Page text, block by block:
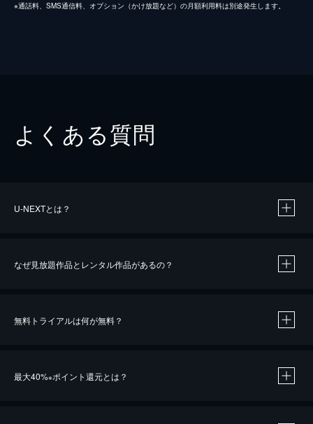
※通話料、SMS通信料、オプション（かけ放題など）の月額利用料は別途発生します。
よくある質問
U-NEXTとは？
なぜ見放題作品とレンタル作品があるの？
無料トライアルは何が無料？
最大40%※ポイント還元とは？